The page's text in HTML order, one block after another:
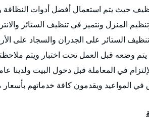
حيث يتم استعمال أفضل أدوات النظافة
المنزل ونتميز في تنظيف الستائر
الستائر على الجدران والسجاد على
وضعه قبل العمل تحت اختبار ويتم
في المعاملة قبل دخول البيت ولدينا
المواعيد ويقدمون كافة خدماتهم بأسعار